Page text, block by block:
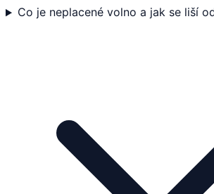
Co je neplacené volno a jak se liší